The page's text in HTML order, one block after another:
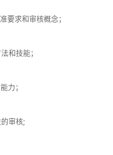
求和审核概念；
和技能；
力；
审核;